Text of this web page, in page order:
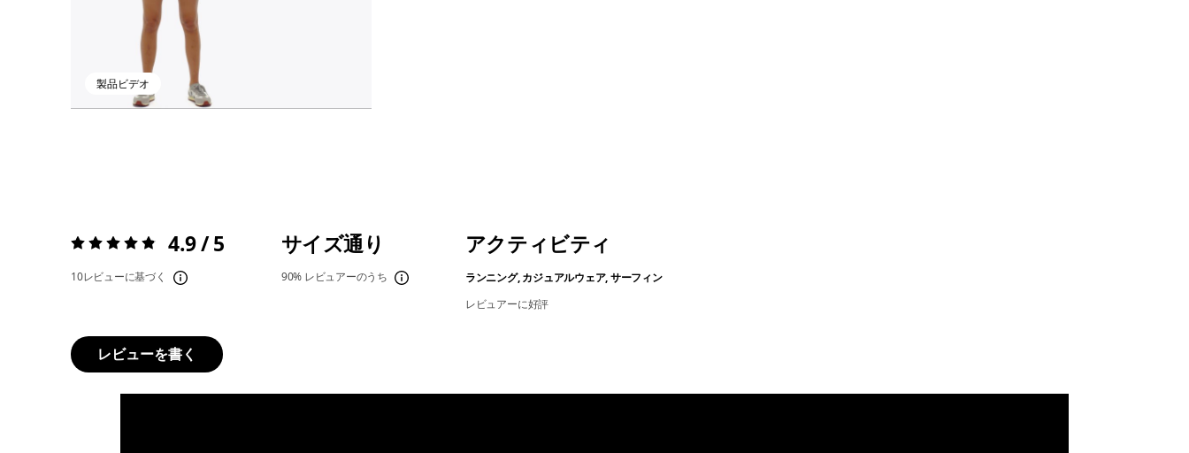
製品ビデオ
評価:4.9 / 5 4.9 / 5
10レビューに基づく
サイズ通り
90% レビュアーのうち
アクティビティ
ランニング, カジュアルウェア, サーフィン
レビュアーに好評
レビューを書く